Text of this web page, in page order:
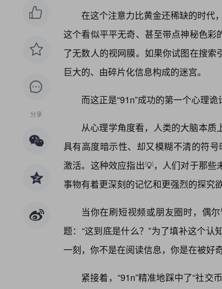
分享
在这个注意力比黄金还稀缺的时代
这个看似平平无奇、甚至带点神秘色
了无数人的视网膜。如果你试图在搜
巨大的、由碎片化信息构成的迷宫。
而这正是“91n”成功的第一个心理
从心理学角度看，人类的大脑本质
具有高度暗示性、却又模糊不清的符
激活。这种效应指出💡，人们对于那
事物有着更深刻的记忆和更强烈的探究
当你在刷短视频或朋友圈时，偶
题：“这到底是什么？”为了填补这个
一刻，你不是在阅读信息，你是在被好
紧接着，“91n”精准地踩中了“社